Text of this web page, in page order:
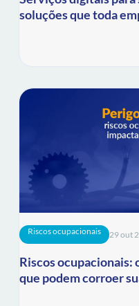
soluções que toda
Riscos ocupacionais 29 out
Riscos ocupacionais:
que podem corroer